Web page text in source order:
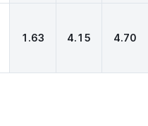
1.63 4.15 4.70